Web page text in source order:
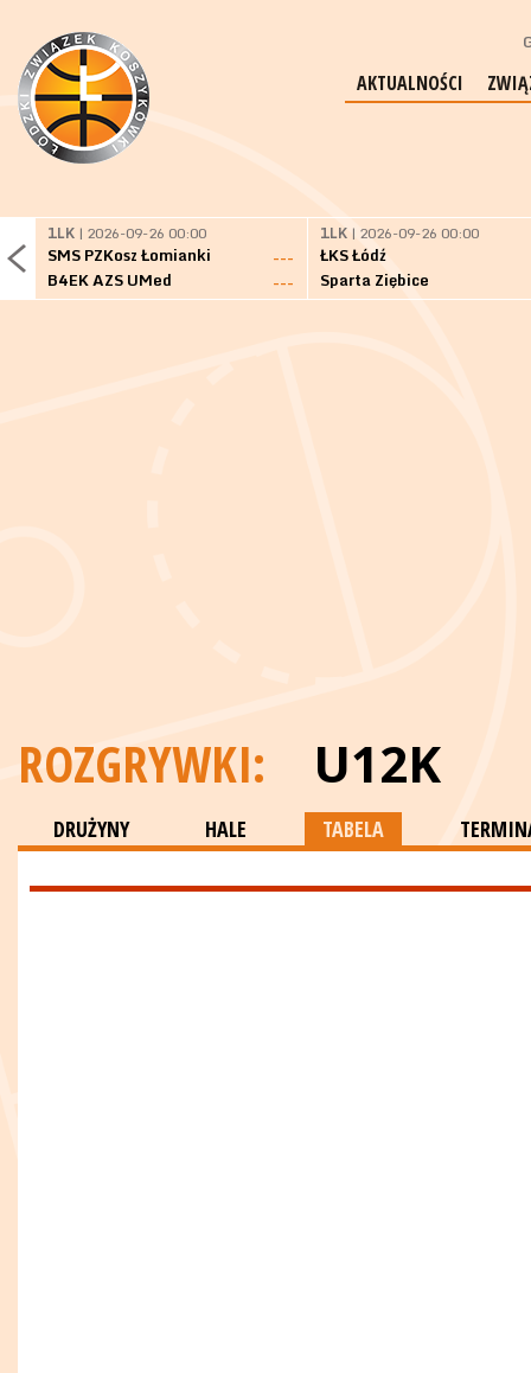
AKTUALNOŚCI
1LK | 2026-09-26 00:00
SMS PZKosz Łomianki
---
B4EK AZS UMed
---
1LK | 2026-09-26 00:00
ŁKS Łódź
Sparta Ziębice
ROZGRYWKI: U12K
DRUŻYNY HALE TABELA